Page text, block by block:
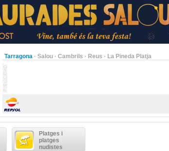
Tarragona · Salou · Cambrils · Reus · La Pineda Platja
Platges i
platges
nudistes